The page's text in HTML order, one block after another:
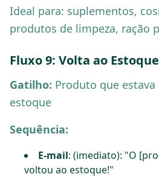
Ideal para: suplementos,
produtos de limpeza, ração
Fluxo 9: Volta ao
Gatilho: Produto que
estoque
Sequência:
E-mail: (imediato): "O
voltou ao estoque!"